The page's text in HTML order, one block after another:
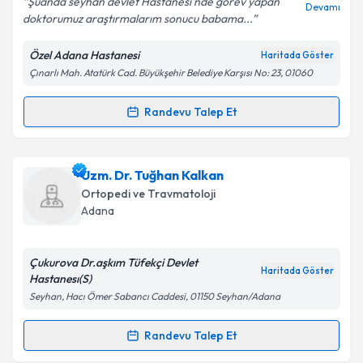
Kişisel verilerimin işlenmesine ilişkinAydınlatma
Metni'ni okudum ve kişisel verilerimin belirtilen
kapsamda işlenmesini kabul ediyorum.
doktorumuz araştırmalarım sonucu babama...
Devamı
Özel Adana Hastanesi Haritada Göster
Çınarlı Mah. Atatürk Cad. Büyükşehir Belediye Karşısı No: 23, 01060
Randevu Talep Et
Randevu Takvimi Talebi
Op. Dr. Hüseyin Yıldıziçin randevu takvimi talebi
oluşturun. Size bu uzmandan randevu almanız için bir
takvim hazırlandığında e-posta ile bilgilendireceğiz.
Kişisel verilerimin işlenmesine ilişkinAydınlatma
'ni okudum ve kişisel verilerimin belirtilen
kapsamda işlenmesini kabul ediyorum.
Uzm. Dr. Tuğhan Kalkan
Ortopedi ve Travmatoloji
Adana
Çukurova Dr.aşkım Tüfekçi Devlet
Hastanesı(S)
Haritada Göster
Seyhan, Hacı Ömer Sabancı Caddesi, 01150 Seyhan/Adana
Randevu Talep Et
Randevu Takvimi Talebi